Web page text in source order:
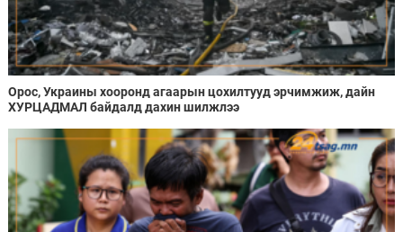
Орос, Украины хооронд агаарын цохилтууд эрчимжиж, дайн
ХУРЦАДМАЛ байдалд дахин шилжлээ